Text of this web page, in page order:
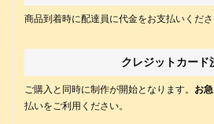
商品到着時に配達員に代金をお支払いくだ
クレジットカード
ご購入と同時に制作が開始となります。 お
払いをご利用ください。